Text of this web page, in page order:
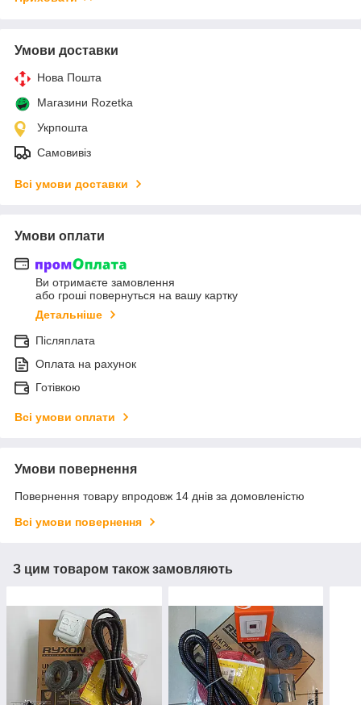
Умови доставки
Нова Пошта
Магазини Rozetka
Укрпошта
Самовивіз
Всі умови доставки
Умови оплати
Ви отримаєте замовлення
або гроші повернуться на вашу картку
Детальніше
Післяплата
Оплата на рахунок
Готівкою
Всі умови оплати
Умови повернення
Повернення товару впродовж 14 днів за домовленістю
Всі умови повернення
З цим товаром також замовляють